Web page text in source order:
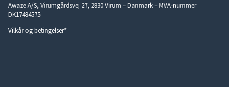
Awaze A/S, Virumgårdsvej 27, 2830 Virum – Danmark – MVA-nummer
DK17484575
Vilkår og betingelser*